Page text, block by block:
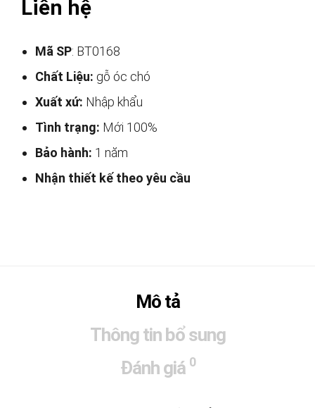
Liên hệ
Mã SP: BT0168
Chất Liệu: gỗ óc chó
Xuất xứ: Nhập khẩu
Tình trạng: Mới 100%
Bảo hành: 1 năm
Nhận thiết kế theo yêu cầu
Mô tả
Thông tin bổ sung
Đánh giá 0